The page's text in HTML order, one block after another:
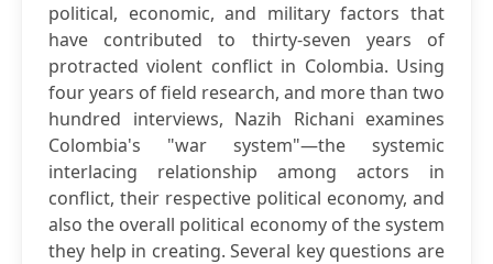
political, economic, and military factors that
have contributed to thirty-seven years of
protracted violent conflict in Colombia. Using
four years of field research, and more than two
hundred interviews, Nazih Richani examines
Colombia's "war system"—the systemic
interlacing relationship among actors in
conflict, their respective political economy, and
also the overall political economy of the system
they help in creating. Several key questions are